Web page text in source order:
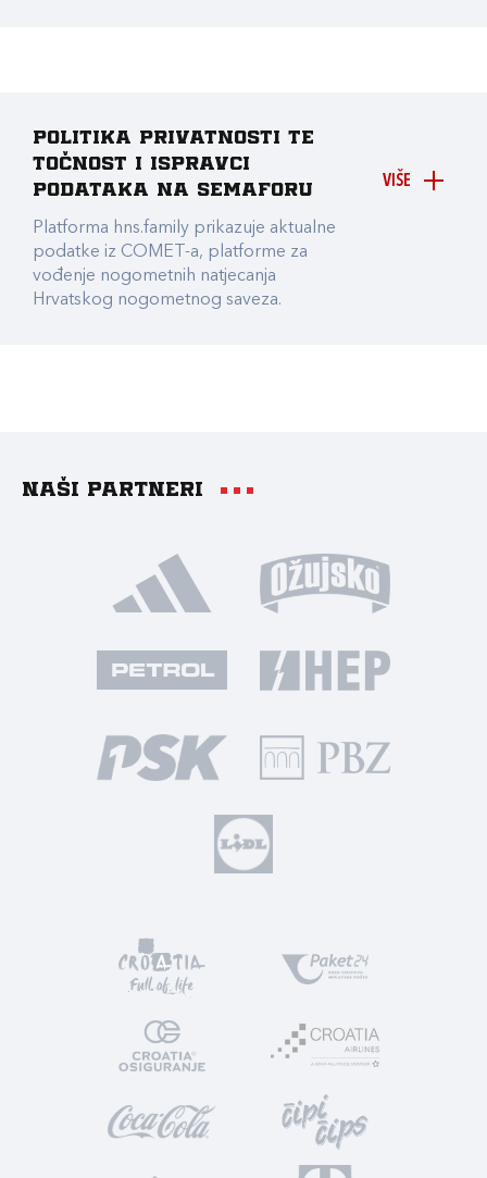
VIŠE
Politika privatnosti te
točnost i ispravci
podataka na Semaforu
Platforma hns.family prikazuje aktualne
podatke iz COMET-a, platforme za
vođenje nogometnih natjecanja
Hrvatskog nogometnog saveza.
Naši partneri